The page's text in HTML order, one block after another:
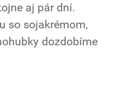
aj pár dní.
so sojakrémom,
dozdobíme